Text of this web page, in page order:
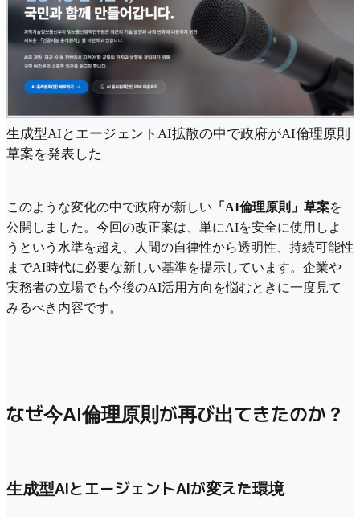
生成型AIとエージェントAI拡散の中で政府がAI倫理原則
草案を発表した
このような変化の中で政府が新しい 「AI倫理原則」草案を
公開しました。今回の改正案は、単にAIを安全に使用しよ
うという水準を超え、人間の自律性から透明性、持続可能性
までAI時代に必要な新しい基準を提示しています。企業や
実務者の立場でも今後のAI活用方向を悩むときに一度見て
みるべき内容です。
なぜ今AI倫理原則が再び出てきたのか？
生成型AIとエージェントAIが変えた環境